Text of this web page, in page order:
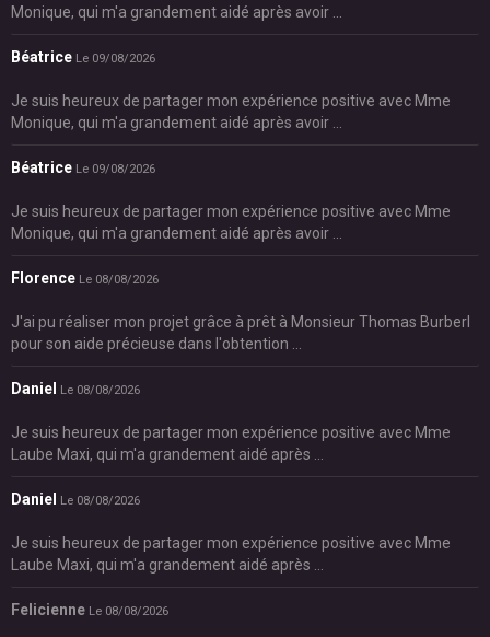
Monique, qui m'a grandement aidé après avoir ...
Béatrice Le 09/08/2026
Je suis heureux de partager mon expérience positive avec Mme
Monique, qui m'a grandement aidé après avoir ...
Béatrice Le 09/08/2026
Je suis heureux de partager mon expérience positive avec Mme
Monique, qui m'a grandement aidé après avoir ...
Florence Le 08/08/2026
J'ai pu réaliser mon projet grâce à prêt à Monsieur Thomas Burberl
pour son aide précieuse dans l'obtention ...
Daniel Le 08/08/2026
Je suis heureux de partager mon expérience positive avec Mme
Laube Maxi, qui m'a grandement aidé après ...
Daniel Le 08/08/2026
Je suis heureux de partager mon expérience positive avec Mme
Laube Maxi, qui m'a grandement aidé après ...
Felicienne Le 08/08/2026